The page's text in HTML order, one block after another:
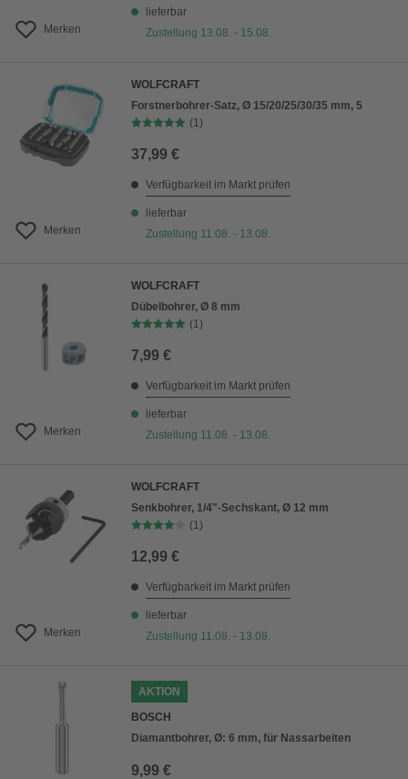
Merken
lieferbar
Zustellung 13.08. - 15.08.
Merken
WOLFCRAFT
Forstnerbohrer-Satz, Ø 15/20/25/30/35 mm, 5
(1)
37,99 €
Verfügbarkeit im Markt prüfen
lieferbar
Zustellung 11.08. - 13.08.
Merken
WOLFCRAFT
Dübelbohrer, Ø 8 mm
(1)
7,99 €
Verfügbarkeit im Markt prüfen
lieferbar
Zustellung 11.08. - 13.08.
Merken
WOLFCRAFT
Senkbohrer, 1/4"-Sechskant, Ø 12 mm
(1)
12,99 €
Verfügbarkeit im Markt prüfen
lieferbar
Zustellung 11.08. - 13.08.
AKTION
BOSCH
Diamantbohrer, Ø: 6 mm, für Nassarbeiten
9,99 €